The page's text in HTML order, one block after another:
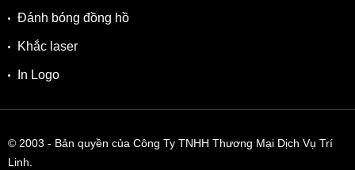
Đánh bóng đồng hồ
Khắc laser
In Logo
© 2003 - Bản quyền của Công Ty TNHH Thương Mại Dịch Vụ Trí
Linh.